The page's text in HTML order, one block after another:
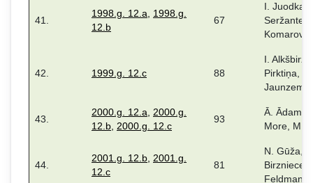
41.
1998.g. 12.a
1998.g.
12.b
67
I. Juodka,
Seržante,
Komarova
42. 1999.g. 12.c 88
I.
Pirktiņa, D.
Jaunzeme
43.
2000.g. 12.a
2000.g.
12.b 2000.g. 12.c
93
Ā. Ādama,
More, M.
44.
2001.g. 12.b 2001.g.
12.c
81
N. Gūža, J.
Birzniece,
Feldmane